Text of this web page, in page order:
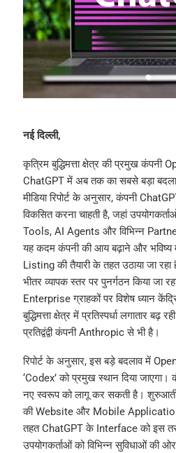
नई दिल्ली,
कृत्रिम बुद्धिमत्ता क्षेत्र की प्रमुख कंपनी
ChatGPT में अब तक का सबसे बड़ा
मीडिया रिपोर्ट के अनुसार, कंपनी
विकसित करना चाहती है, जहां
Tools, AI Agents और विभिन्न
यह कदम कंपनी की आय बढ़ाने और
Listing की तैयारी के तहत उठाया जा
भीतर व्यापक स्तर पर पुनर्गठन किया जा
Enterprise ग्राहकों पर विशेष ध्यान
बुद्धिमत्ता क्षेत्र में प्रतिस्पर्धा लगातार बढ़
प्रतिद्वंद्वी कंपनी Anthropic से भी है।
रिपोर्ट के अनुसार, इस बड़े बदलाव में
‘Codex’ को प्रमुख स्थान दिया
नए स्वरूप को लागू कर सकती है।
की Website और Mobile
तहत ChatGPT के Interface को इस
उपयोगकर्ताओं को विभिन्न सुविधाओं की